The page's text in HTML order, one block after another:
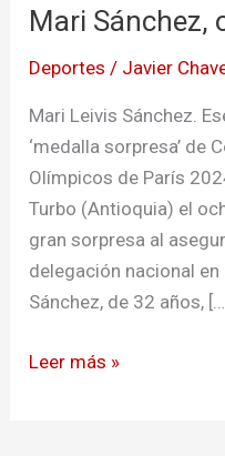
Mari Sánchez,
Deportes / Javier
Mari Leivis Sánchez.
‘medalla sorpresa’ de
Olímpicos de París
Turbo (Antioquia) el
gran sorpresa al
delegación nacional
Sánchez, de 32 años,
orgullo
Leer más »